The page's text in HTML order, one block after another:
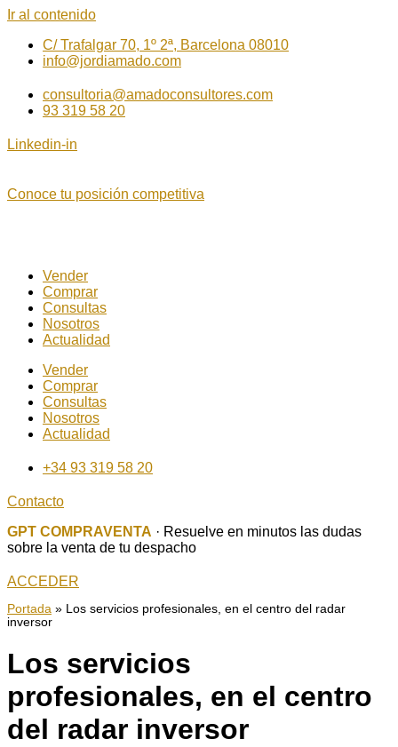
Ir al contenido
C/ Trafalgar 70, 1º 2ª, Barcelona 08010
info@jordiamado.com
consultoria@amadoconsultores.com
93 319 58 20
Linkedin-in
Conoce tu posición competitiva
Vender
Comprar
Consultas
Nosotros
Actualidad
Vender
Comprar
Consultas
Nosotros
Actualidad
+34 93 319 58 20
Contacto
GPT COMPRAVENTA · Resuelve en minutos las dudas
sobre la venta de tu despacho
ACCEDER
Portada » Los servicios profesionales, en el centro del radar
inversor
Los servicios
profesionales, en el centro
del radar inversor